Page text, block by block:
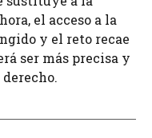
el acceso a la
y el reto recae
ser más precisa y